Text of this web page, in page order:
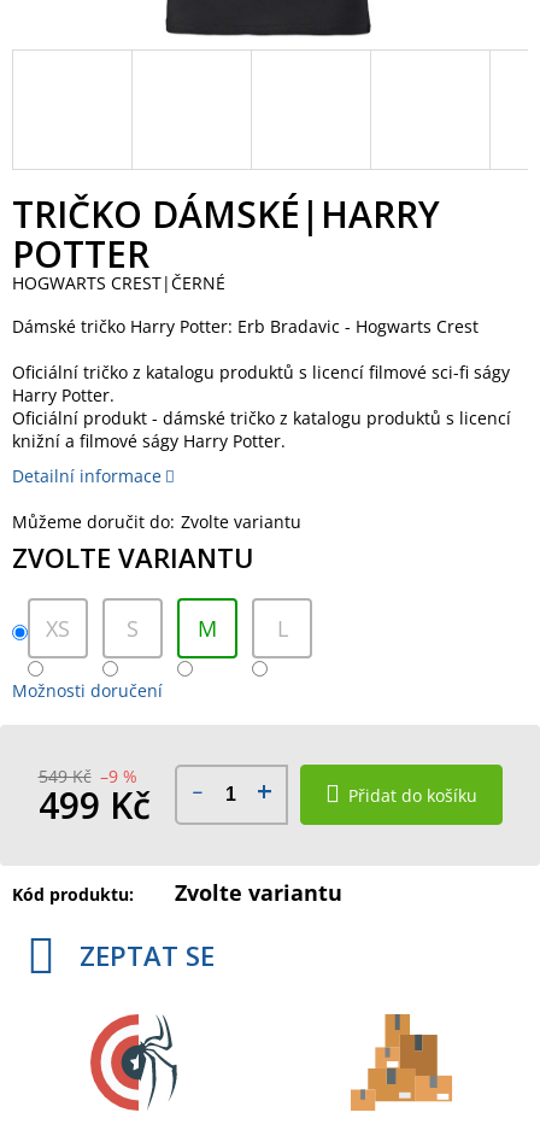
TRIČKO DÁMSKÉ|HARRY
POTTER
HOGWARTS CREST|ČERNÉ
Dámské tričko Harry Potter: Erb Bradavic - Hogwarts Crest
Oficiální tričko z katalogu produktů s licencí filmové sci-fi ságy
Harry Potter.
Oficiální produkt - dámské tričko z katalogu produktů s licencí
knižní a filmové ságy Harry Potter.
Detailní informace
Můžeme doručit do: Zvolte variantu
ZVOLTE VARIANTU
XS S M L
Možnosti doručení
549 Kč –9 %
499 Kč Přidat do košíku
Kód produktu: Zvolte variantu
ZEPTAT SE